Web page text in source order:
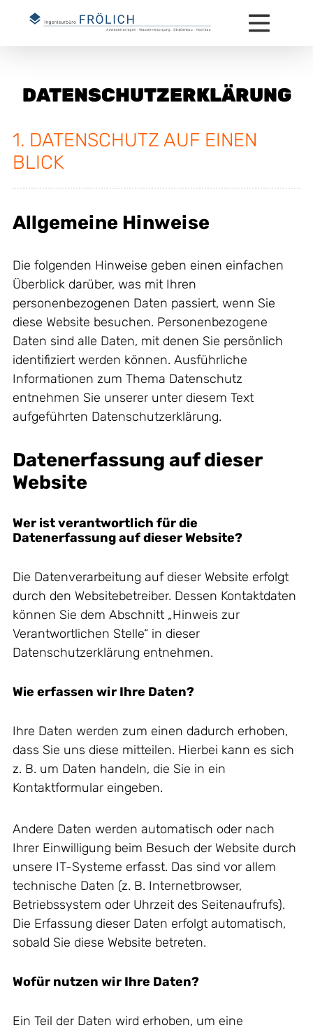
DATENSCHUTZERKLÄRUNG
1. DATENSCHUTZ AUF EINEN
BLICK
Allgemeine Hinweise
Die folgenden Hinweise geben einen einfachen
Überblick darüber, was mit Ihren
personenbezogenen Daten passiert, wenn Sie
diese Website besuchen. Personenbezogene
Daten sind alle Daten, mit denen Sie persönlich
identifiziert werden können. Ausführliche
Informationen zum Thema Datenschutz
entnehmen Sie unserer unter diesem Text
aufgeführten Datenschutzerklärung.
Datenerfassung auf dieser
Website
Wer ist verantwortlich für die
Datenerfassung auf dieser Website?
Die Datenverarbeitung auf dieser Website erfolgt
durch den Websitebetreiber. Dessen Kontaktdaten
können Sie dem Abschnitt „Hinweis zur
Verantwortlichen Stelle“ in dieser
Datenschutzerklärung entnehmen.
Wie erfassen wir Ihre Daten?
Ihre Daten werden zum einen dadurch erhoben,
dass Sie uns diese mitteilen. Hierbei kann es sich
z. B. um Daten handeln, die Sie in ein
Kontaktformular eingeben.
Andere Daten werden automatisch oder nach
Ihrer Einwilligung beim Besuch der Website durch
unsere IT-Systeme erfasst. Das sind vor allem
technische Daten (z. B. Internetbrowser,
Betriebssystem oder Uhrzeit des Seitenaufrufs).
Die Erfassung dieser Daten erfolgt automatisch,
sobald Sie diese Website betreten.
Wofür nutzen wir Ihre Daten?
Ein Teil der Daten wird erhoben, um eine